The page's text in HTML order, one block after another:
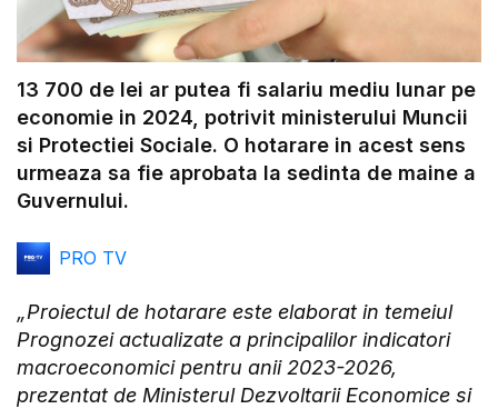
13 700 de lei ar putea fi salariu mediu lunar pe
economie in 2024, potrivit ministerului Muncii
si Protectiei Sociale. O hotarare in acest sens
urmeaza sa fie aprobata la sedinta de maine a
Guvernului.
PRO TV
„Proiectul de hotarare este elaborat in temeiul
Prognozei actualizate a principalilor indicatori
macroeconomici pentru anii 2023-2026,
prezentat de Ministerul Dezvoltarii Economice si